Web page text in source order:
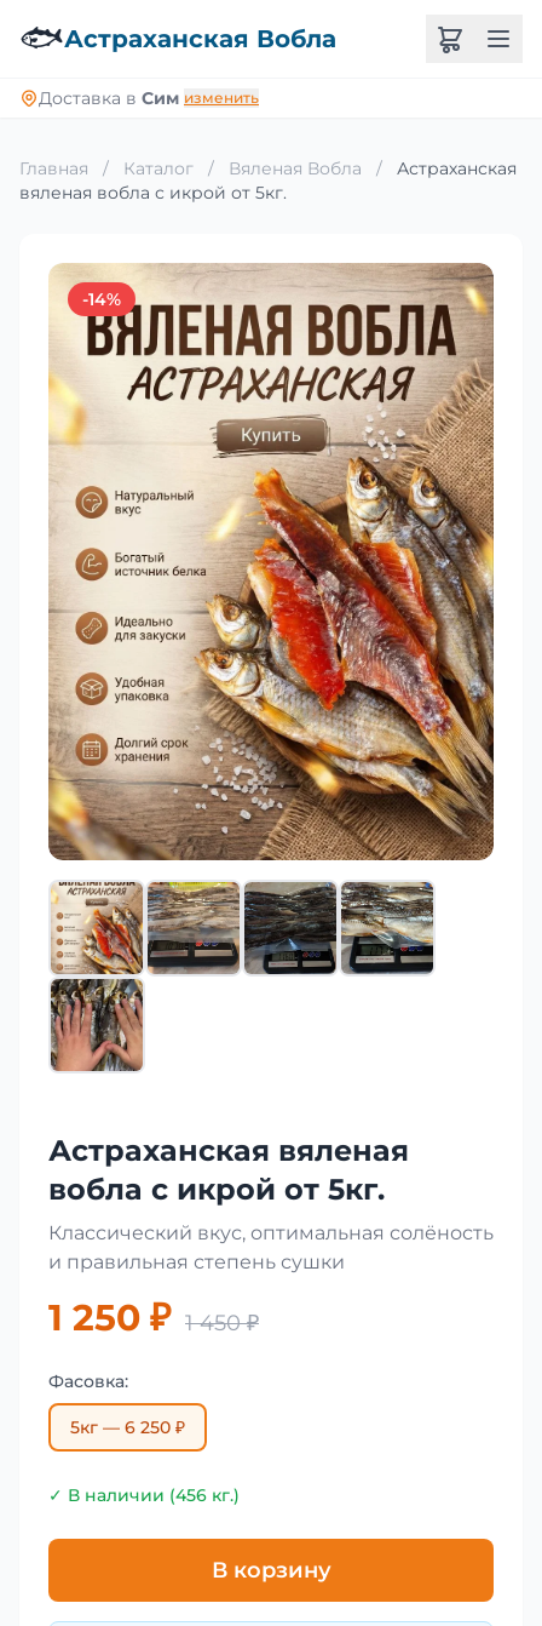
🐟Астраханская Вобла
Доставка в Сим изменить
Главная / Каталог / Вяленая Вобла /
Астраханская
вяленая вобла с икрой от 5кг.
-14%
Астраханская вяленая
вобла с икрой от 5кг.
Классический вкус, оптимальная солёность
и правильная степень сушки
1 250 ₽ 1 450 ₽
Фасовка:
5кг — 6 250 ₽
✓ В наличии (456 кг.)
В корзину